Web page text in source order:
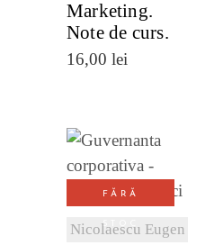
Marketing.
Note de curs.
16,00 lei
FĂRĂ
STOC
Nicolaescu Eugen
VEZI
DETALII